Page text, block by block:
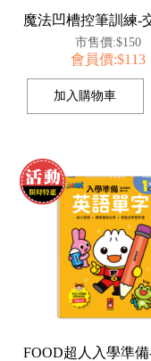
市售價:$150
會員價:$113